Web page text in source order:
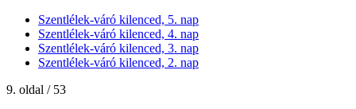
Szentlélek-váró kilenced, 5. nap
Szentlélek-váró kilenced, 4. nap
Szentlélek-váró kilenced, 3. nap
Szentlélek-váró kilenced, 2. nap
9. oldal / 53